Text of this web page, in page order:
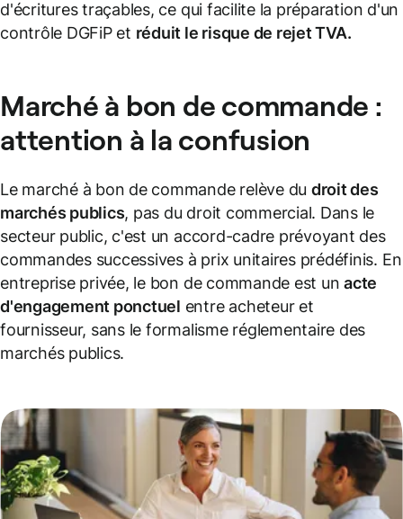
d'écritures traçables, ce qui facilite la préparation d'un
contrôle DGFiP et réduit le risque de rejet TVA.
Marché à bon de commande :
attention à la confusion
Le marché à bon de commande relève du droit des
marchés publics, pas du droit commercial. Dans le
secteur public, c'est un accord-cadre prévoyant des
commandes successives à prix unitaires prédéfinis. En
entreprise privée, le bon de commande est unacte
d'engagement ponctuel entre acheteur et
fournisseur, sans le formalisme réglementaire des
marchés publics.